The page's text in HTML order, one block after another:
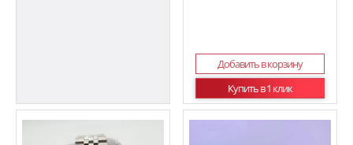
Добавить в корзину
Купить в 1 клик